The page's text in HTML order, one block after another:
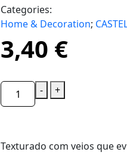
Categories:
Home & Decoration;
3,40 €
- +
Texturado com veios que